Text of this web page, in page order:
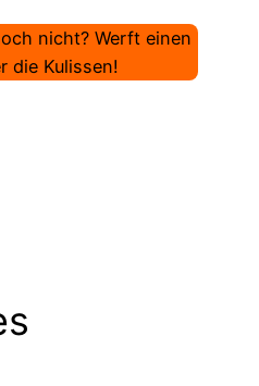
nicht? Werft einen
die Kulissen!